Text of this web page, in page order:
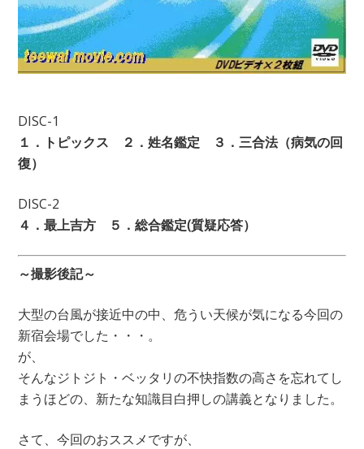
DISC-1
１．トピックス ２．姓名鑑定 ３．三合法（病気の回
復）
DISC-2
４．最上吉方 ５．総合鑑定(質疑応答）
～撮影後記～
大型の台風が接近中の中、危うい天候が気になる今回の
新宿会場でした・・・。
が、
そんなジトジト・ベッタリの不快指数の高さを忘れてし
まうほどの、新たな知識目白押しの講義となりました。
さて、今回のおススメですが、